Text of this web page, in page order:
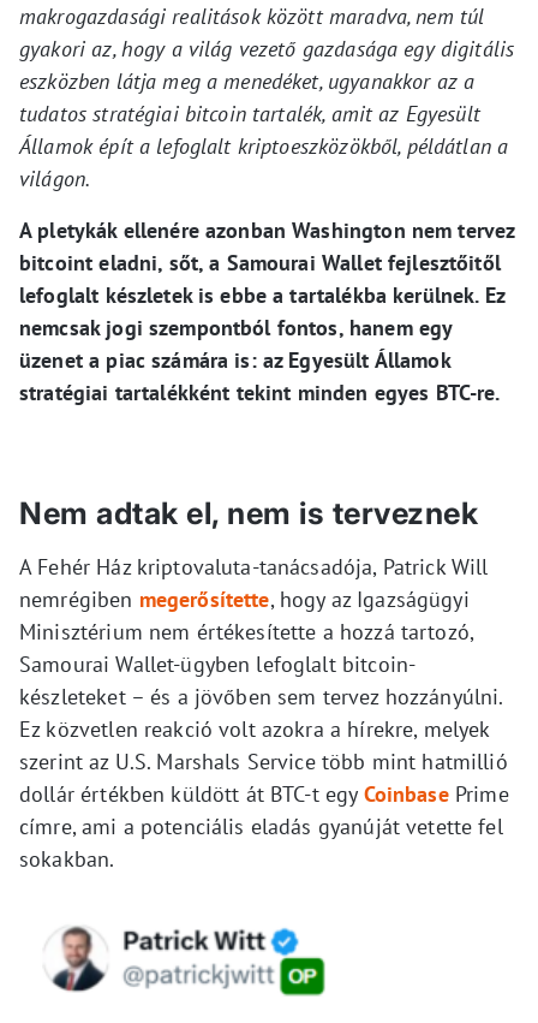
makrogazdasági realitások között maradva, nem túl
gyakori az, hogy a világ vezető gazdasága egy digitális
eszközben látja meg a menedéket, ugyanakkor az a
tudatos stratégiai bitcoin tartalék, amit az Egyesült
Államok épít a lefoglalt kriptoeszközökből, példátlan a
világon.
A pletykák ellenére azonban Washington nem tervez
bitcoint eladni, sőt, a Samourai Wallet fejlesztőitől
lefoglalt készletek is ebbe a tartalékba kerülnek. Ez
nemcsak jogi szempontból fontos, hanem egy
üzenet a piac számára is: az Egyesült Államok
stratégiai tartalékként tekint minden egyes BTC-re.
Nem adtak el, nem is terveznek
A Fehér Ház kriptovaluta-tanácsadója, Patrick Will
nemrégiben megerősítette, hogy az Igazságügyi
Minisztérium nem értékesítette a hozzá tartozó,
Samourai Wallet-ügyben lefoglalt bitcoin-
készleteket – és a jövőben sem tervez hozzányúlni.
Ez közvetlen reakció volt azokra a hírekre, melyek
szerint az U.S. Marshals Service több mint hatmillió
dollár értékben küldött át BTC-t egy CoinbasePrime
címre, ami a potenciális eladás gyanúját vetette fel
sokakban.